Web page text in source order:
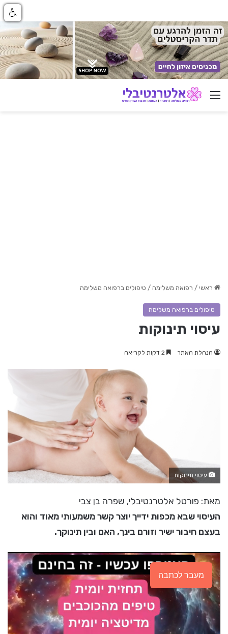
ניווט באתר
ראשי / רפואה משלימה / טיפולים ברפואה משלימה
טיפולים ברפואה משלימה
עיסוי תינוקות
הנהלת האתר
עיסוי תינוקות
מאת: פורטל אלטרנטיבלי, שפרה בן צבי
העיסוי שבא מכפות ידייך יוצר קשר משמעותי מאוד והוא
בעצם חיבור ישיר וזורם בינך, האם ובין תינוקך.
מעבר לכתבה